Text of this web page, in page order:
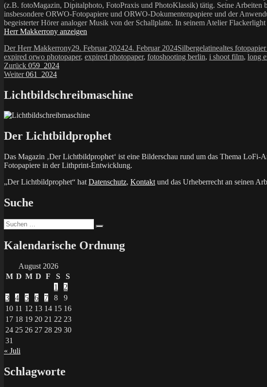
(z.B. fotoMagazin, Dipitalphoto, FotoPraxis und PhotoKlassik) tätig. Seine Arbeiten
insbesondere ORWO-Fotopapiere und ORWO-Dokumentenpapiere und der
begeisterter Hörer analoger Musik von der Schallplatte. In seinem Atelier
Herr Makkerrony anzeigen
Autor
Der Herr MakkerronyVeröffentlicht
am
29. Februar 202424. Februar 2024Kategorien
SilbergelatineSchlagwörter
altes
expired orwo photopaper, expired photopaper, fotoshooting berlin, i shoot film, long
Beitragsnavigation
Zurück Vorheriger
Beitrag:
059_2024
Weiter Nächster
061_2024
Lichtbildschreibmaschine
Der Lichtbildprophet
Das Magazin ‚Der Lichtbildprophet‘ ist eine Bilderschau rund um das Thema
Fotopapiere in der Lithprint-Entwicklung.
„Der Lichtbildprophet“ hat Datenschutz, Kontakt und das Urheberrecht an seinen
Suche
Suchen
nach:
Kalendarische Ordnung
August 2026
M D M D F S
S
1
2
3
4 5 6 7 8
9
10 11 12 13 14 15 16
17 18 19 20 21 22 23
24 25 26 27 28 29 30
31
« Juli
Schlagworte